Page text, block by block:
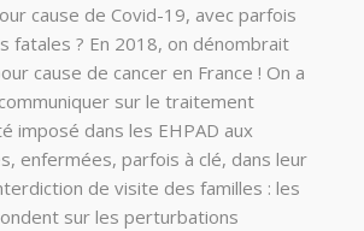
cause de Covid-19, avec parfois
fatales ? En 2018, on dénombrait
cause de cancer en France ! On a
sur le traitement
imposé dans les EHPAD aux
enfermées, parfois à clé, dans leur
de visite des familles : les
sur les perturbations